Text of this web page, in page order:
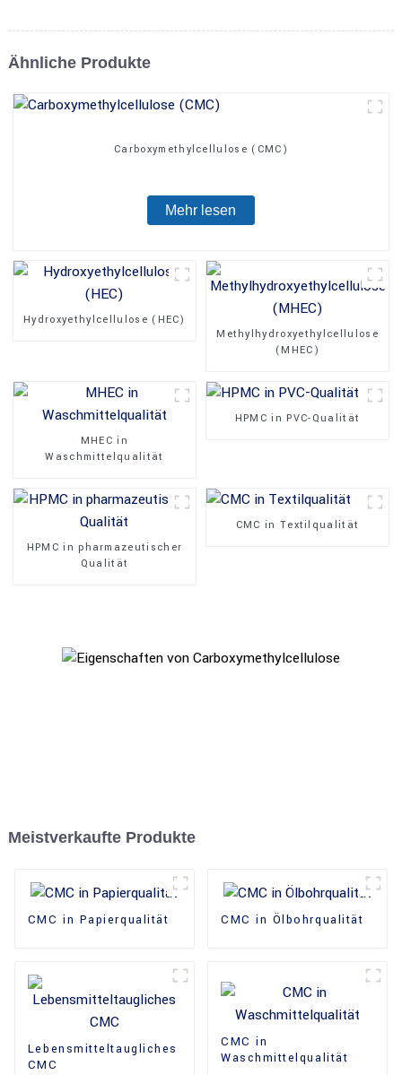
Ähnliche Produkte
Carboxymethylcellulose (CMC)
Mehr lesen
Hydroxyethylcellulose (HEC)
Methylhydroxyethylcellulose
(MHEC)
MHEC in
Waschmittelqualität
HPMC in PVC-Qualität
HPMC in pharmazeutischer
Qualität
CMC in Textilqualität
Meistverkaufte Produkte
CMC in Papierqualität CMC in Ölbohrqualität
Lebensmitteltaugliches
CMC
CMC in
Waschmittelqualität